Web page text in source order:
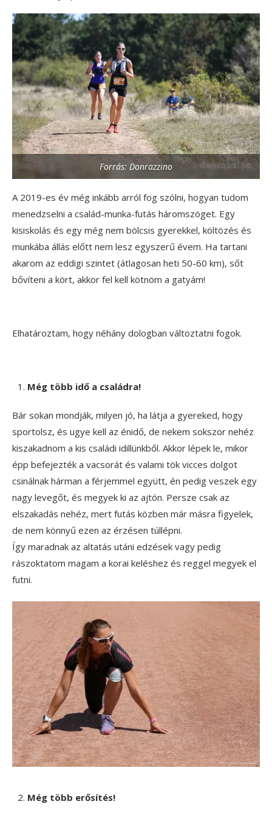
Forrás: Donrazzino
A 2019-es év még inkább arról fog szólni, hogyan tudom
menedzselni a család-munka-futás háromszöget. Egy
kisiskolás és egy még nem bölcsis gyerekkel, költözés és
munkába állás előtt nem lesz egyszerű évem. Ha tartani
akarom az eddigi szintet (átlagosan heti 50-60 km), sőt
bővíteni a kört, akkor fel kell kötnöm a gatyám!
Elhatároztam, hogy néhány dologban változtatni fogok.
Még több idő a családra!
Bár sokan mondják, milyen jó, ha látja a gyereked, hogy
sportolsz, és ugye kell az énidő, de nekem sokszor nehéz
kiszakadnom a kis családi idillünkből. Akkor lépek le, mikor
épp befejezték a vacsorát és valami tök vicces dolgot
csinálnak hárman a férjemmel együtt, én pedig veszek egy
nagy levegőt, és megyek ki az ajtón. Persze csak az
elszakadás nehéz, mert futás közben már másra figyelek,
de nem könnyű ezen az érzésen túllépni.
Így maradnak az altatás utáni edzések vagy pedig
rászoktatom magam a korai keléshez és reggel megyek el
futni.
Még több erősítés!